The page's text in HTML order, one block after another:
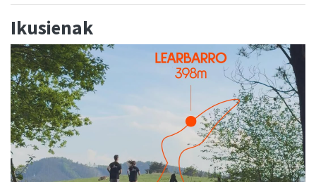
Ikusienak